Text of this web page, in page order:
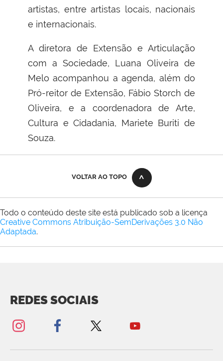
artistas, entre artistas locais, nacionais
e internacionais.
A diretora de Extensão e Articulação
com a Sociedade, Luana Oliveira de
Melo acompanhou a agenda, além do
Pró-reitor de Extensão, Fábio Storch de
Oliveira, e a coordenadora de Arte,
Cultura e Cidadania, Mariete Buriti de
Souza.
VOLTAR AO TOPO
Todo o conteúdo deste site está publicado sob a licença
Creative Commons Atribuição-SemDerivações 3.0 Não
Adaptada.
REDES SOCIAIS